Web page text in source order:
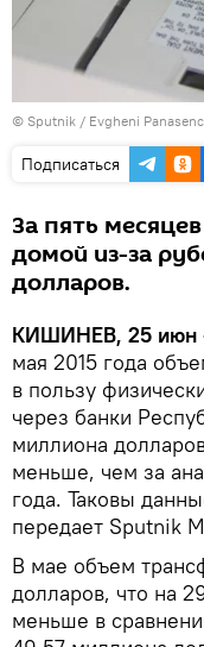
© Sputnik / Evgheni
Подписаться
За пять
домой из-за
долларов.
КИШИНЕВ, 25 июн
мая 2015 года
в пользу
через банки
миллиона
меньше, чем за
года. Таковы
передает Sputnik
В мае объем
долларов, что на
меньше в